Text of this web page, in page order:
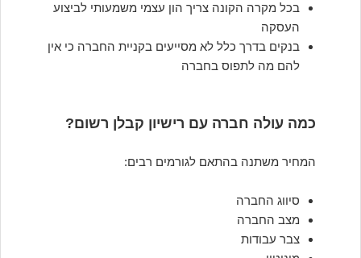
בכל מקרה הקונה צריך הון עצמי משמעותי לביצוע
העסקה
בנקים בדרך כלל לא מסייעים בקניית החברה כי אין
להם מה לתפוס בחברה
כמה עולה חברה עם רישיון קבלן רשום?
המחיר משתנה בהתאם לגורמים רבים:
סיווג החברה
מצב החברה
צבר עבודות